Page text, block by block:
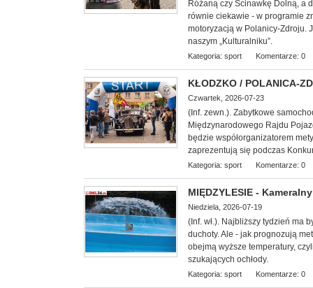
Różaną czy Ścinawkę Dolną, a
równie ciekawie - w programie
motoryzacją w Polanicy-Zdroju.
naszym „Kulturalniku”.
Kategoria: sport Komentarze: 0
KŁODZKO / POLANICA-
Czwartek, 2026-07-23
(Inf. zewn.). Zabytkowe
Międzynarodowego Rajdu
będzie współorganizatorem
zaprezentują się podczas
Kategoria: sport Komentarze: 0
MIĘDZYLESIE -
Niedziela, 2026-07-19
(Inf. wł.). Najbliższy tydzień ma
duchoty. Ale - jak prognozują
obejmą wyższe temperatury,
szukających ochłody.
Kategoria: sport Komentarze: 0